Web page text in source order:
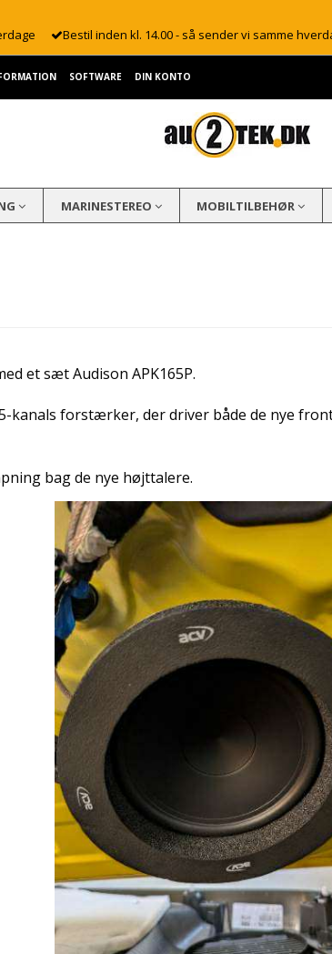
Bestil inden kl. 14.00 - så sender vi samme
SOFTWARE DIN KONTO
MARINESTEREO MOBILTILBEHØR
et sæt Audison APK165P.
kanals forstærker, der driver både de nye
bag de nye højttalere.